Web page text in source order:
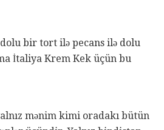
bir tort ilə pecans ilə dolu
İtaliya Krem Kek üçün bu
mənim kimi oradakı bütün